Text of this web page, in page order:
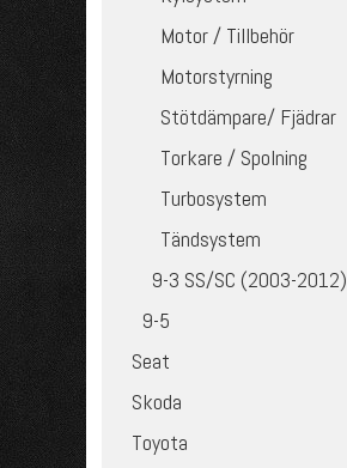
Motor / Tillbehör
Motorstyrning
Stötdämpare/ Fjädrar
Torkare / Spolning
Turbosystem
Tändsystem
9-3 SS/SC (2003-2012)
9-5
Seat
Skoda
Toyota